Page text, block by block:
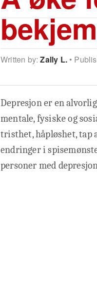
Written by:Zally L.
Depresjon er en
mentale, fysiske og
tristhet, håpløshet, tap
endringer i
personer med